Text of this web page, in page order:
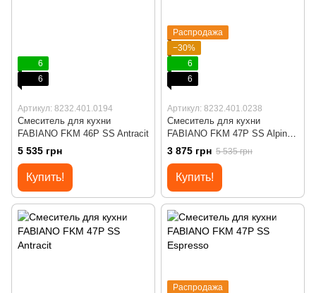
6
6
Артикул: 8232.401.0194
Смеситель для кухни
FABIANO FKM 46P SS Antracit
5 535 грн
Купить!
Распродажа
−30%
6
6
Артикул: 8232.401.0238
Смеситель для кухни
FABIANO FKM 47P SS Alpine
White
3 875 грн 5 535 грн
Купить!
Распродажа